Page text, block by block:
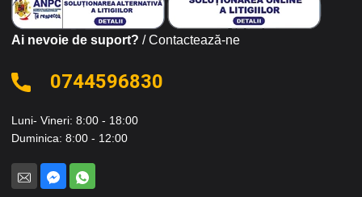
Ai nevoie de suport? / Contactează-ne
0744596830
Luni- Vineri: 8:00 - 18:00
Duminica: 8:00 - 12:00